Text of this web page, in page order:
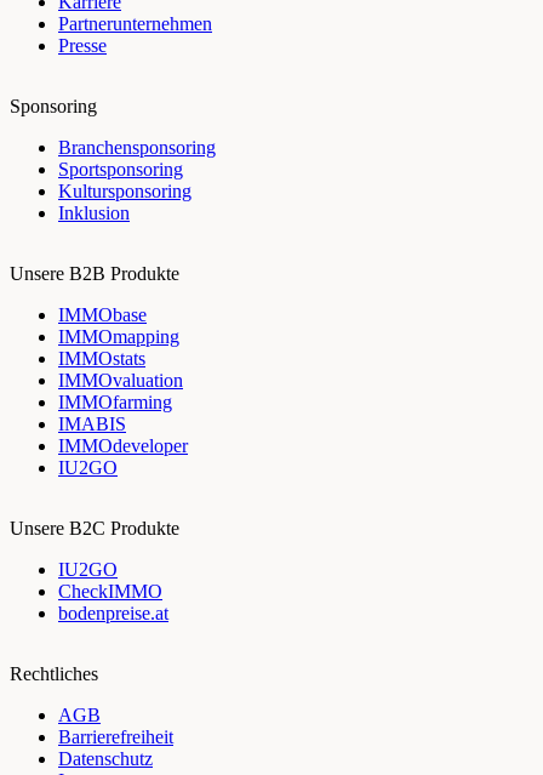
Partnerunternehmen
Presse
Sponsoring
Branchensponsoring
Sportsponsoring
Kultursponsoring
Inklusion
Unsere B2B Produkte
IMMObase
IMMOmapping
IMMOstats
IMMOvaluation
IMMOfarming
IMABIS
IMMOdeveloper
IU2GO
Unsere B2C Produkte
IU2GO
CheckIMMO
bodenpreise.at
Rechtliches
AGB
Barrierefreiheit
Datenschutz